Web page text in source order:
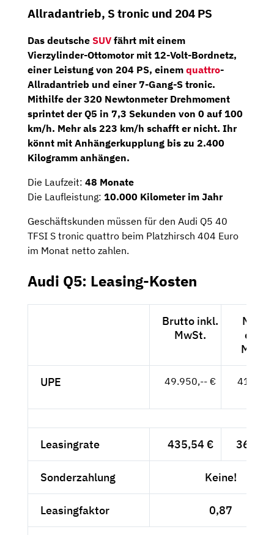
Allradantrieb, S tronic und 204 PS
Das deutsche SUV fährt mit einem
Vierzylinder-Ottomotormit 12-Volt-Bordnetz,
einer Leistung von 204 PS, einem quattro-
Allradantrieb und einer7-Gang-S tronic.
Mithilfe der 320 Newtonmeter Drehmoment
sprintet der Q5 in 7,3 Sekunden von 0 auf 100
km/h. Mehr als 223 km/h schafft er nicht. Ihr
könnt mit Anhängerkupplung bis zu 2.400
Kilogramm anhängen.
Die Laufzeit: 48 Monate
Die Laufleistung: 10.000 Kilometer im Jahr
Geschäftskunden müssen für den Audi Q5 40
TFSI S tronic quattro beim Platzhirsch 404 Euro
im Monat netto zahlen.
Audi Q5: Leasing-Kosten
Brutto inkl.
MwSt.
Netto
exkl.
MwSt.
UPE 49.950,-- €
Leasingrate 435,54 € 366,--
Sonderzahlung Keine!
Leasingfaktor 0,87